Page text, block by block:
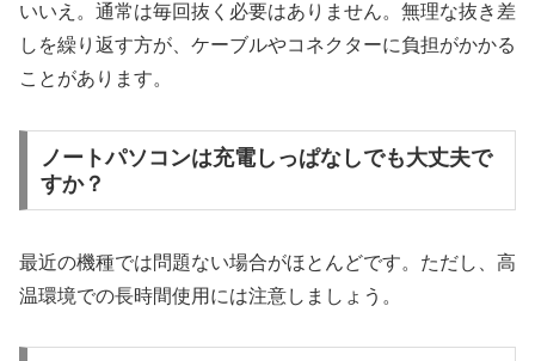
いいえ。通常は毎回抜く必要はありません。無理な抜き差
しを繰り返す方が、ケーブルやコネクターに負担がかかる
ことがあります。
ノートパソコンは充電しっぱなしでも大丈夫で
すか？
最近の機種では問題ない場合がほとんどです。ただし、高
温環境での長時間使用には注意しましょう。